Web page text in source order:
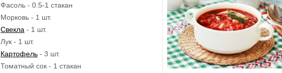
Фасоль - 0.5-1 стакан
Морковь - 1 шт.
Свекла - 1 шт.
Лук - 1 шт.
Картофель - 3 шт.
Томатный сок - 1 стакан